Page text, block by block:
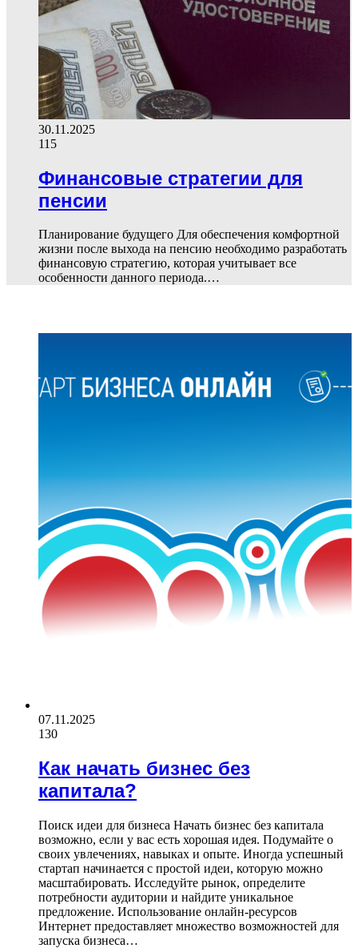
30.11.2025
115
Финансовые стратегии для
пенсии
Планирование будущего Для обеспечения комфортной
жизни после выхода на пенсию необходимо разработать
финансовую стратегию, которая учитывает все
особенности данного периода.…
07.11.2025
130
Как начать бизнес без
капитала?
Поиск идеи для бизнеса Начать бизнес без капитала
возможно, если у вас есть хорошая идея. Подумайте о
своих увлечениях, навыках и опыте. Иногда успешный
стартап начинается с простой идеи, которую можно
масштабировать. Исследуйте рынок, определите
потребности аудитории и найдите уникальное
предложение. Использование онлайн-ресурсов
Интернет предоставляет множество возможностей для
запуска бизнеса…